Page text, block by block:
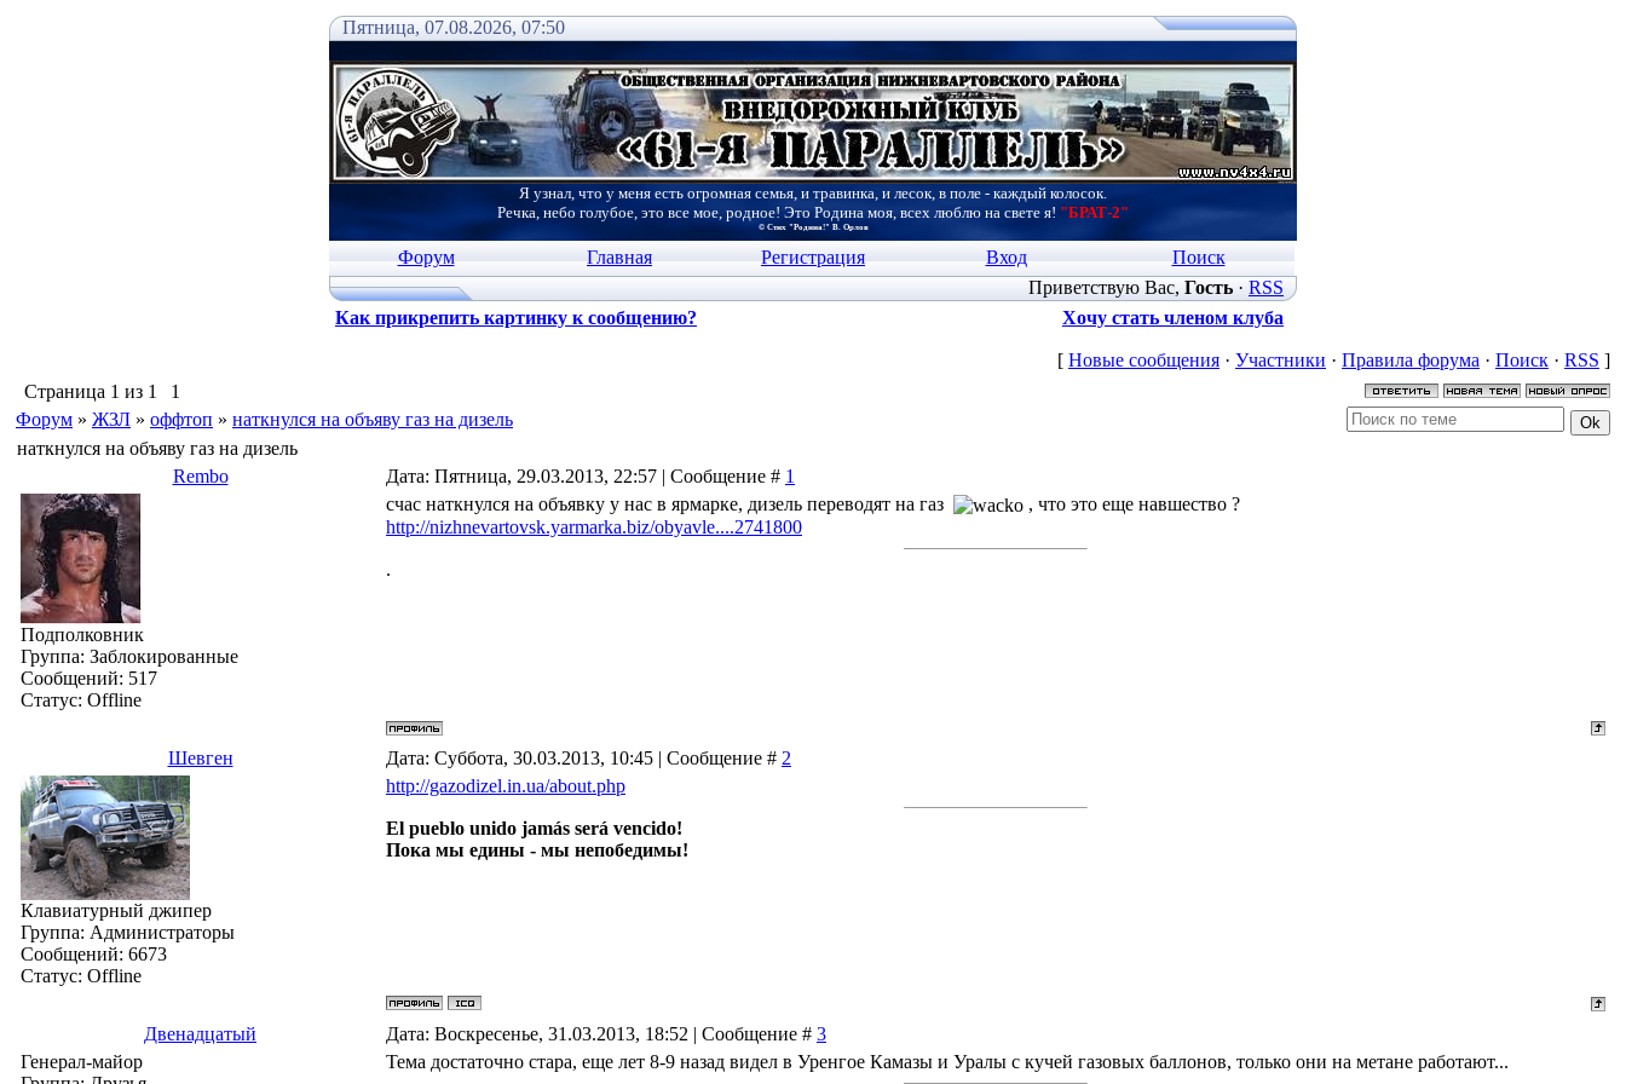
Пятница, 07.08.2026, 07:50
Я узнал, что у меня есть огромная семья, и травинка, и лесок, в поле - каждый колосок.
Речка, небо голубое, это все мое, родное! Это Родина моя, всех люблю на свете я! "БРАТ-2"
© Стих "Родина!" В. Орлов
Форум Главная Регистрация Вход
Поиск
Приветствую Вас, Гость· RSS
Как прикрепить картинку к сообщению?
Хочу стать членом клуба
[ Новые сообщения · Участники · Правила форума · Поиск · RSS ]
Страница 1 из 1
1
Форум » ЖЗЛ » оффтоп » наткнулся на объяву газ на дизель
наткнулся на объяву газ на дизель
Rembo
Дата: Пятница, 29.03.2013, 22:57 | Сообщение # 1
Подполковник
Группа: Заблокированные
Сообщений: 517
Статус: Offline
счас наткнулся на объявку у нас в ярмарке, дизель переводят на газ
, что это еще навшество ?
http://nizhnevartovsk.yarmarka.biz/obyavle....2741800
.
Шевген Дата: Суббота, 30.03.2013, 10:45 | Сообщение # 2
Клавиатурный джипер
Группа: Администраторы
Сообщений: 6673
Статус: Offline
http://gazodizel.in.ua/about.php
El pueblo unido jamás será vencido!
Пока мы едины - мы непобедимы!
Двенадцатый Дата: Воскресенье, 31.03.2013, 18:52 | Сообщение # 3
Генерал-майор
Тема достаточно стара, еще лет 8-9 назад видел в Уренгое Камазы и Уралы с кучей газовых баллонов, только они на метане работают...